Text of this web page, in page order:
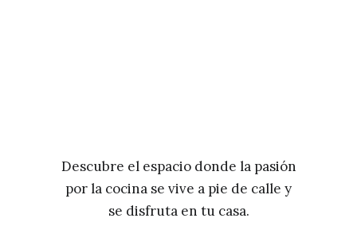
Descubre el espacio donde la pasión
por la cocina se vive a pie de calle y
se disfruta en tu casa.